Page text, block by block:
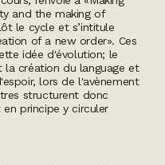
and the making of
le cycle et s’intitule
of a new order». Ces
idée d'évolution; le
la création du language et
lors de l'avènement
structurent donc
principe y circuler